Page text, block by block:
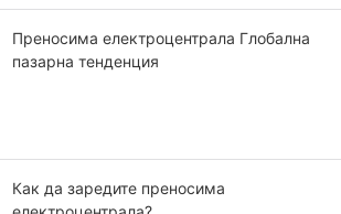
Преносима електроцентрала Глобална
пазарна тенденция
Как да заредите преносима